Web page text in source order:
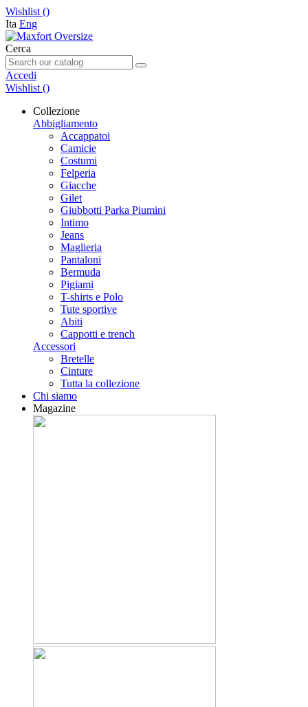
Wishlist ()
Ita Eng
Cerca
Accedi
Wishlist ()
Collezione
Abbigliamento
Accappatoi
Camicie
Costumi
Felperia
Giacche
Gilet
Giubbotti Parka Piumini
Intimo
Jeans
Maglieria
Pantaloni
Bermuda
Pigiami
T-shirts e Polo
Tute sportive
Abiti
Cappotti e trench
Accessori
Bretelle
Cinture
Tutta la collezione
Chi siamo
Magazine